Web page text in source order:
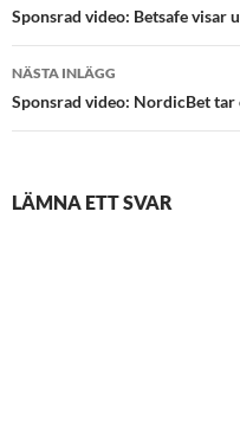
Sponsrad video: Betsafe visar
NÄSTA INLÄGG
Sponsrad video: NordicBet tar
LÄMNA ETT SVAR